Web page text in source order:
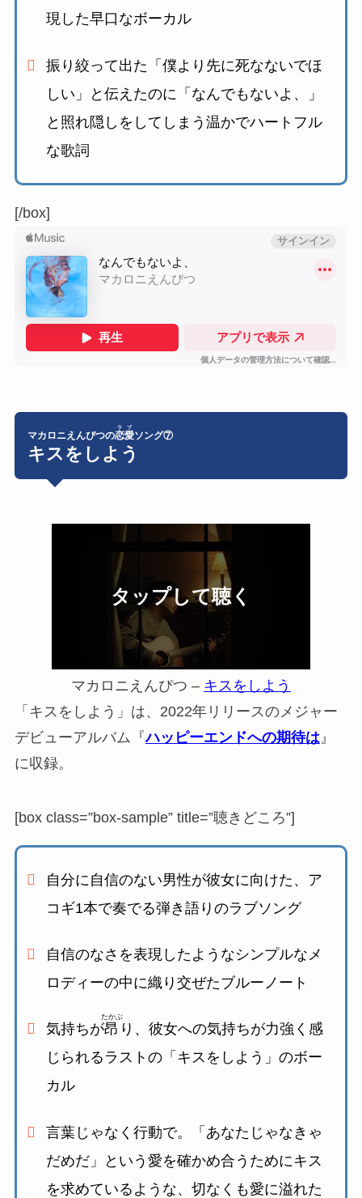
現した早口なボーカル
振り絞って出た「僕より先に死なないでほ
しい」と伝えたのに「なんでもないよ、」
と照れ隠しをしてしまう 温かでハートフル
な歌詞
[/box]
マカロニえんぴつの恋愛
ラブ
ソング⑦
キスをしよう
マカロニえんぴつ – キスをしよう
「キスをしよう」は、2022年リリースのメジャー
デビューアルバム『ハッピーエンドへの期待は 』
に収録。
[box class=”box-sample” title=”聴きどころ”]
自分に自信のない男性が彼女に向けた、 ア
コギ1本で奏でる弾き語りのラブソング
自信のなさを表現したようなシンプルなメ
ロディーの中に織り交ぜたブルーノート
気持ちが昂
たかぶ
り、 彼女への気持ちが力強く感
じられるラストの「キスをしよう」のボー
カル
言葉じゃなく行動で。「あなたじゃなきゃ
だめだ」という愛を確かめ合うためにキス
を求めているような、 切なくも愛に溢れた